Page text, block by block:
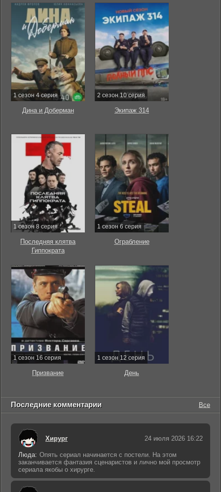
1 сезон 4 серия
Дина и Доберман
2 сезон 10 серия
Экипаж 314
1 сезон 8 серия
Последняя клятва
Гиппократа
1 сезон 6 серия
Ограбление
1 сезон 16 серия
Призвание
1 сезон 12 серия
День
Последние комментарии Все
Хирург 24 июля 2026 16:22
Люда: Опять сериал начинается с постели. На этом
заканчивается фантазия сценаристов и лично мой просмотр
сериала якобы о хирурге.